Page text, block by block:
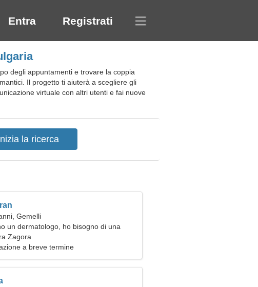
Entra Registrati
degli appuntamenti e trovare la coppia
Il progetto ti aiuterà a scegliere gli
virtuale con altri utenti e fai nuove
Gemelli
un dermatologo, ho bisogno di una
insolita
Zagora
a breve termine